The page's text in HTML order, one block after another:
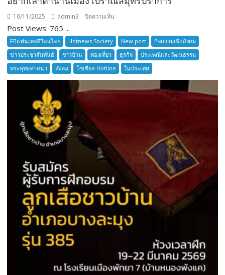
16/11/2025 admin3 ปิดความเห็น
เล่า
ตำนาน
เมือง
โบราณ
สมุทรปราการ
Post Views: 765 ...
FBแฟนเพจทีวีคนไทย Hotnews Society New post
กิจกรรมเพื่อสังคม
ข่าวประชาสัมพันธ์
ชาวบ้าน ท่องเที่ยว ธุรกิจ
ประเพณีและวัฒนธรรม
พระพุทธศาสนา
สังคม โซเซียล Hotline ในประเทศ